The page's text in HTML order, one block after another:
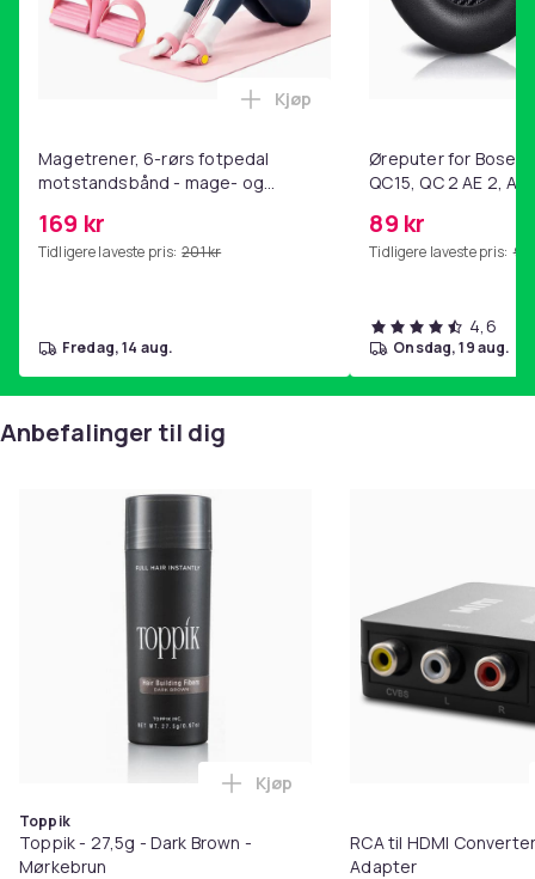
Magetrener, 6-rørs fotpedal
motstandsbånd - mage- og
hjemmegymnastikk Pink
169 kr
Tidligere laveste pris: 201 kr
Legg Magetrener, 6-rørs
Kjøp
fredag, 14 aug.
Øreputer for Bose
QC15, QC 2 AE 2, AE
89 kr
Tidligere laveste pris: 99
4,6
onsdag, 19 aug.
Anbefalinger til dig
Toppik
Toppik - 27,5g - Dark Brown -
Mørkebrun
Legg Toppik - 27,5g - Dark
Kjøp
RCA til HDMI
Adapter